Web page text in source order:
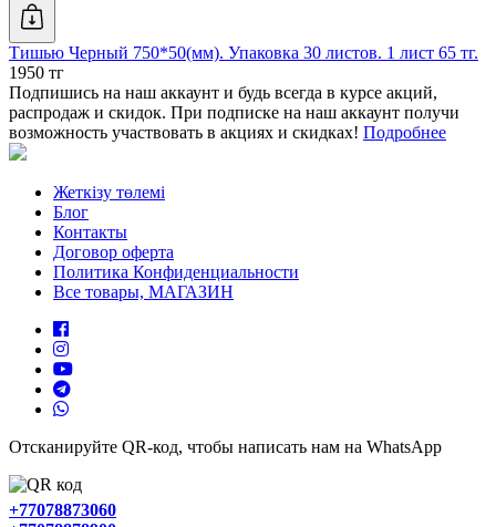
Тишью Черный 750*50(мм). Упаковка 30 листов. 1 лист 65 тг.
1950 тг
Подпишись на наш аккаунт и будь всегда в курсе акций,
распродаж и скидок. При подписке на наш аккаунт получи
возможность участвовать в акциях и скидках! Подробнее
Жеткізу төлемі
Блог
Контакты
Договор оферта
Политика Конфиденциальности
Все товары, МАГАЗИН
Отсканируйте QR-код, чтобы написать нам на WhatsApp
+77078873060